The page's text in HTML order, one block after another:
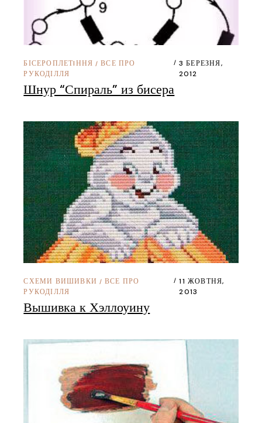
БІСЕРОПЛЕТIННЯ /ВСЕ ПРО
РУКОДІЛЛЯ
3 БЕРЕЗНЯ,
2012
Шнур “Спираль” из бисера
СХЕМИ ВИШИВКИ / ВСЕ ПРО
РУКОДІЛЛЯ
11 ЖОВТНЯ,
2013
Вышивка к Хэллоуину